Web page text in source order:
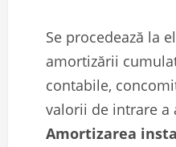
Se procedează la
amortizării
contabile,
valorii de intrare a
Amortizarea